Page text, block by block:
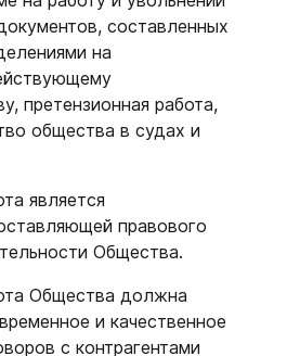
составленных
на
претензионная работа,
общества в судах и
является
правового
Общества.
Общества должна
и качественное
с контрагентами